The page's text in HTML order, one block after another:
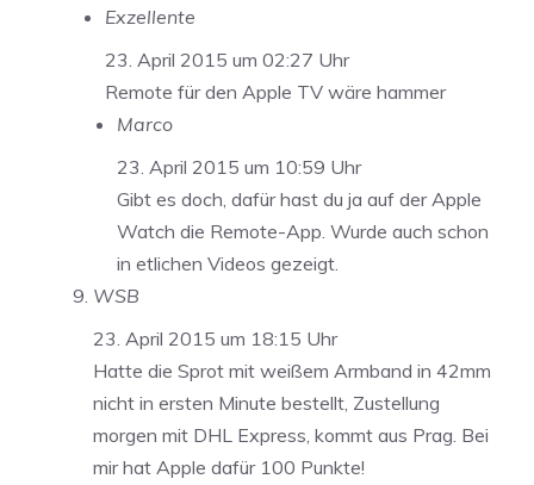
Exzellente
23. April 2015 um 02:27 Uhr
Remote für den Apple TV wäre hammer
Marco
23. April 2015 um 10:59 Uhr
Gibt es doch, dafür hast du ja auf der Apple
Watch die Remote-App. Wurde auch schon
in etlichen Videos gezeigt.
WSB
23. April 2015 um 18:15 Uhr
Hatte die Sprot mit weißem Armband in 42mm
nicht in ersten Minute bestellt, Zustellung
morgen mit DHL Express, kommt aus Prag. Bei
mir hat Apple dafür 100 Punkte!